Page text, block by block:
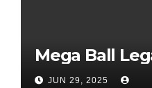
Mega Ball
JUN 29, 2025